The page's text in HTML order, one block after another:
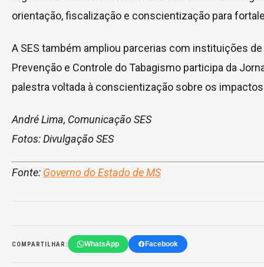
orientação, fiscalização e conscientização para
A SES também ampliou parcerias com instituições
Prevenção e Controle do Tabagismo participa da
palestra voltada à conscientização sobre os
André Lima, Comunicação SES
Fotos: Divulgação SES
Fonte: Governo do Estado de MS
COMPARTILHAR: WhatsApp Facebook